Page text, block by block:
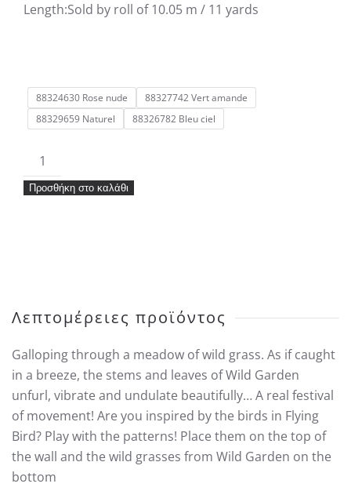
Length:Sold by roll of 10.05 m / 11 yards
88324630 Rose nude
88327742 Vert amande
88329659 Naturel
88326782 Bleu ciel
Ταπετσαρία
Casadeco
Once
Προσθήκη στο καλάθι
Λεπτομέρειες προϊόντος
Galloping through a meadow of wild grass. As if caught
in a breeze, the stems and leaves of Wild Garden
unfurl, vibrate and undulate beautifully… A real festival
of movement! Are you inspired by the birds in Flying
Bird? Play with the patterns! Place them on the top of
the wall and the wild grasses from Wild Garden on the
bottom